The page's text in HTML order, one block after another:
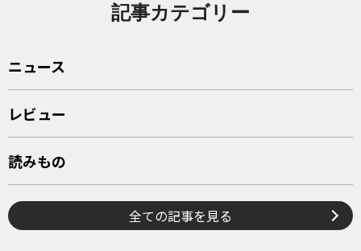
記事カテゴリー
ニュース
レビュー
読みもの
全ての記事を見る